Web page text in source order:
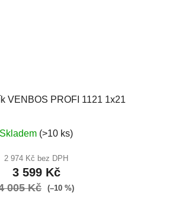
VENBOS PROFI 1121 1x21
hodnocení
produktu
je
5,0
Skladem (>10 ks)
2 974 Kč bez DPH
3 599 Kč
005 Kč (–10 %)